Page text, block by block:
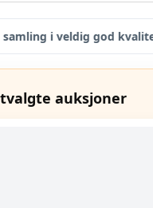
god kvalitet funnet
auksjoner